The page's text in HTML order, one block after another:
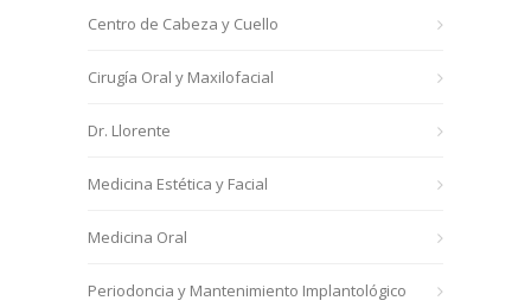
Centro de Cabeza y Cuello
Cirugía Oral y Maxilofacial
Dr. Llorente
Medicina Estética y Facial
Medicina Oral
Periodoncia y Mantenimiento Implantológico